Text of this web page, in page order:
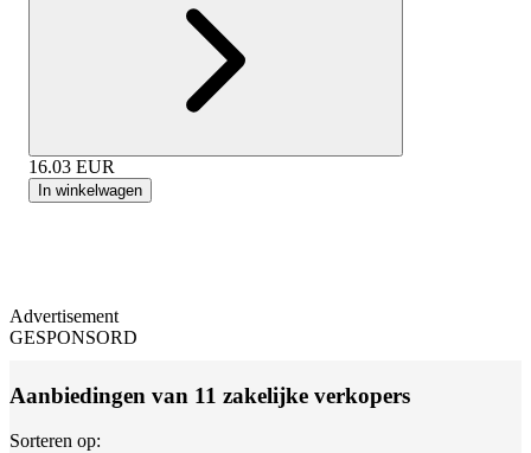
16.03 EUR
In winkelwagen
Advertisement
GESPONSORD
Aanbiedingen van 11 zakelijke verkopers
Sorteren op: